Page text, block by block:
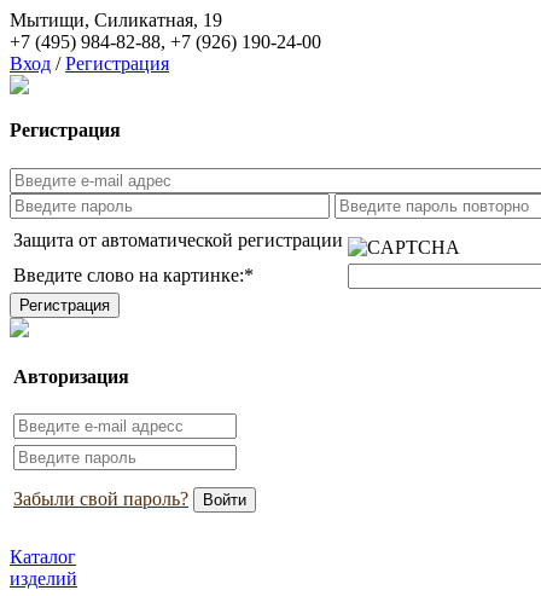
Мытищи, Силикатная, 19
+7 (495) 984-82-88, +7 (926) 190-24-00
Вход / Регистрация
Регистрация
Защита от автоматической регистрации
Введите слово на картинке:*
Авторизация
Забыли свой пароль?
Каталог
изделий